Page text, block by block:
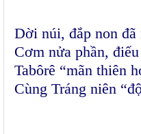
Dời núi, đắp non
Cơm nửa phần,
Tabôrê “mãn thiên
Cùng Tráng niên